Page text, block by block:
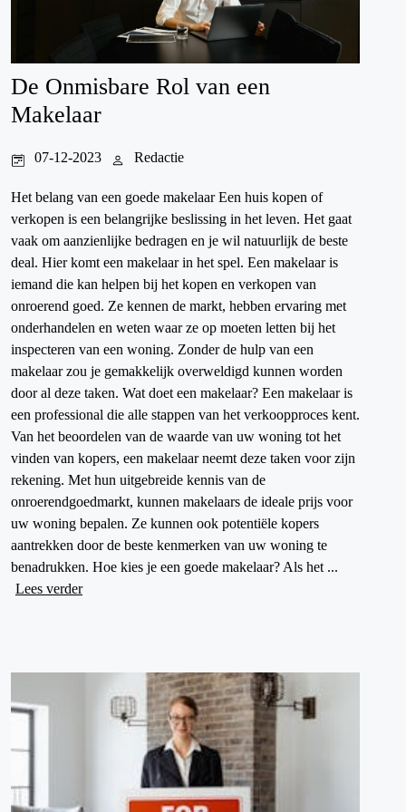
De Onmisbare Rol van een
Makelaar
07-12-2023 Redactie
Het belang van een goede makelaar Een huis kopen of
verkopen is een belangrijke beslissing in het leven. Het gaat
vaak om aanzienlijke bedragen en je wil natuurlijk de beste
deal. Hier komt een makelaar in het spel. Een makelaar is
iemand die kan helpen bij het kopen en verkopen van
onroerend goed. Ze kennen de markt, hebben ervaring met
onderhandelen en weten waar ze op moeten letten bij het
inspecteren van een woning. Zonder de hulp van een
makelaar zou je gemakkelijk overweldigd kunnen worden
door al deze taken. Wat doet een makelaar? Een makelaar is
een professional die alle stappen van het verkoopproces kent.
Van het beoordelen van de waarde van uw woning tot het
vinden van kopers, een makelaar neemt deze taken voor zijn
rekening. Met hun uitgebreide kennis van de
onroerendgoedmarkt, kunnen makelaars de ideale prijs voor
uw woning bepalen. Ze kunnen ook potentiële kopers
aantrekken door de beste kenmerken van uw woning te
benadrukken. Hoe kies je een goede makelaar? Als het ...
Lees verder